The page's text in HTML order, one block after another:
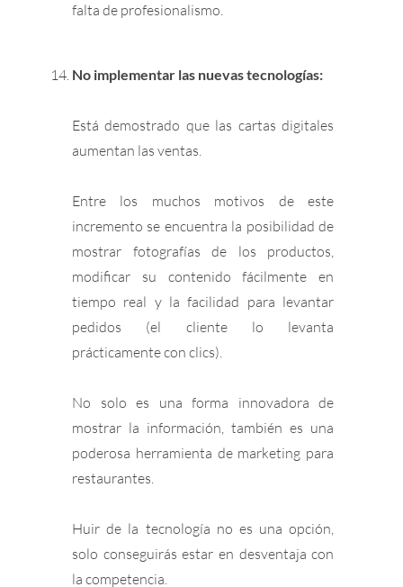
falta de profesionalismo.
No implementar las nuevas tecnologías:
Está demostrado que las cartas digitales
aumentan las ventas.
Entre los muchos motivos de este
incremento se encuentra la posibilidad de
mostrar fotografías de los productos,
modificar su contenido fácilmente en
tiempo real y la facilidad para levantar
pedidos (el cliente lo levanta
prácticamente con clics).
No solo es una forma innovadora de
mostrar la información, también es una
poderosa herramienta de marketing para
restaurantes.
Huir de la tecnología no es una opción,
solo conseguirás estar en desventaja con
la competencia.